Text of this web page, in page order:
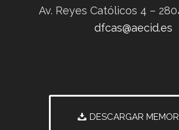
Av. Reyes Católicos 4 –
dfcas@aecid.es
DESCARGAR